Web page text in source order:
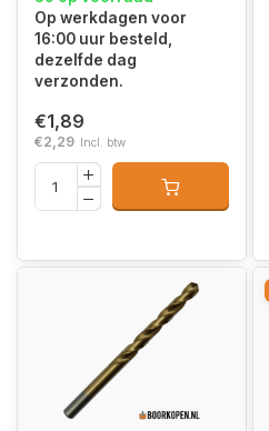
Op werkdagen voor
16:00 uur besteld,
dezelfde dag
verzonden.
€1,89
€2,29 Incl. btw